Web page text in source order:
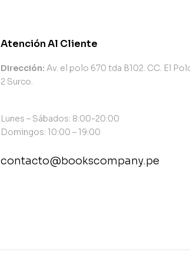
Atención Al Cliente
Dirección: Av. el polo 670 tda B102. CC. El
2 Surco.
Lunes – Sábados: 8:00-20:00
Domingos: 10:00 – 19:00
contacto@bookscompany.pe